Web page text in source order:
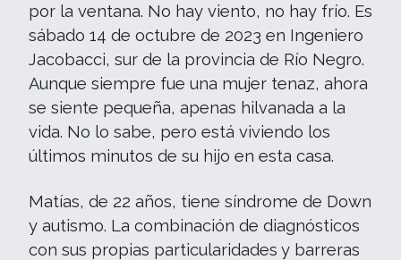
por la ventana. No hay viento, no hay frío. Es
sábado 14 de octubre de 2023 en Ingeniero
Jacobacci, sur de la provincia de Río Negro.
Aunque siempre fue una mujer tenaz, ahora
se siente pequeña, apenas hilvanada a la
vida. No lo sabe, pero está viviendo los
últimos minutos de su hijo en esta casa.
Matías, de 22 años, tiene síndrome de Down
y autismo. La combinación de diagnósticos
con sus propias particularidades y barreras